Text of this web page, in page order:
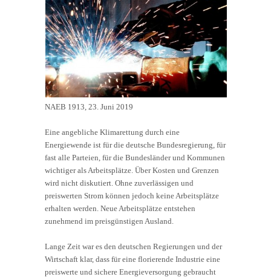
NAEB 1913, 23. Juni 2019
Eine angebliche Klimarettung durch eine
Energiewende ist für die deutsche Bundesregierung, für
fast alle Parteien, für die Bundesländer und Kommunen
wichtiger als Arbeitsplätze. Über Kosten und Grenzen
wird nicht diskutiert. Ohne zuverlässigen und
preiswerten Strom können jedoch keine Arbeitsplätze
erhalten werden. Neue Arbeitsplätze entstehen
zunehmend im preisgünstigen Ausland.
Lange Zeit war es den deutschen Regierungen und der
Wirtschaft klar, dass für eine florierende Industrie eine
preiswerte und sichere Energieversorgung gebraucht